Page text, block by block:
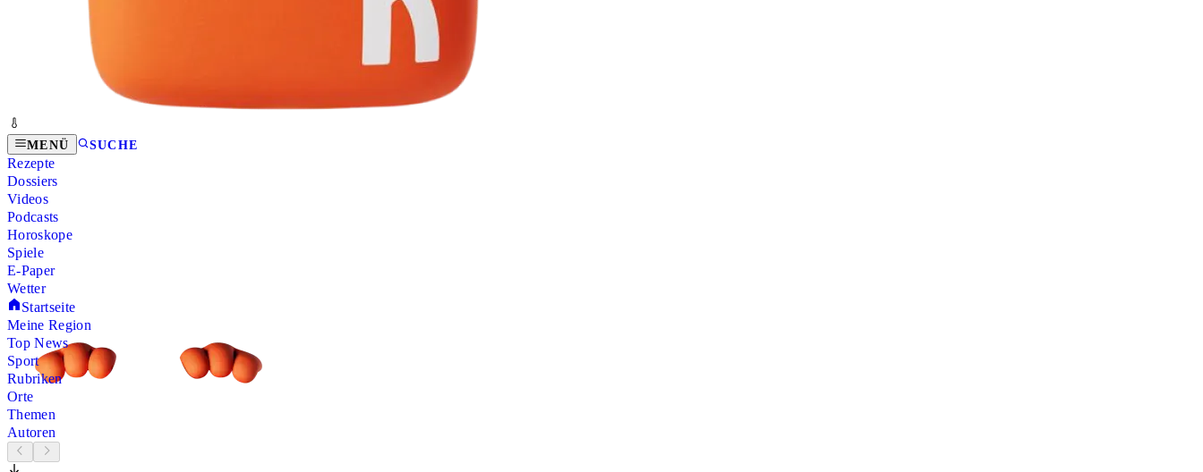
MENÜ SUCHE
Rezepte
Dossiers
Videos
Podcasts
Horoskope
Spiele
E-Paper
Wetter
Startseite
Meine Region
Top News
Sport
Rubriken
Orte
Themen
Autoren